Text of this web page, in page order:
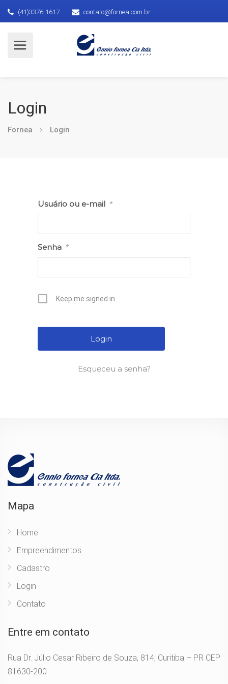
(41)3376-1617 contato@fornea.com.br
Login
Fornea Login
Usuário ou e-mail *
Senha *
Keep me signed in
Esqueceu a senha?
Mapa
Home
Empreendimentos
Cadastro
Login
Contato
Entre em contato
Rua Dr. Júlio Cesar Ribeiro de Souza, 814, Curitiba – PR CEP
81630-200